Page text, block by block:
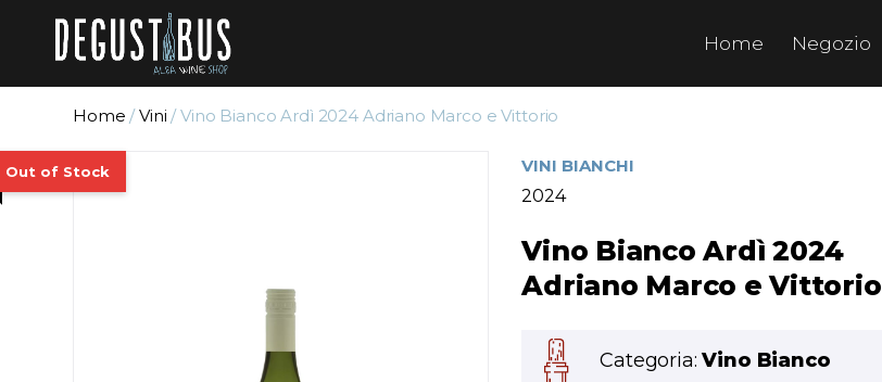
Home Negozio
Home /Vini / Vino Bianco Ardì 2024 Adriano Marco e Vittorio
VINI BIANCHI
2024
Vino Bianco Ardì 2024
Adriano Marco e Vittorio
Categoria:Vino Bianco